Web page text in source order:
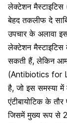
लेक्टेशन
बेहद तकलीफ दे
उपचार के अलावा
लेक्टेशन मैस्टाइटिस
सकती हैं, लेकिन
(Antibiotics for
है, जो इस समस्या में
एंटीबायोटिक के
जिसमें मुख्य रूप से 2